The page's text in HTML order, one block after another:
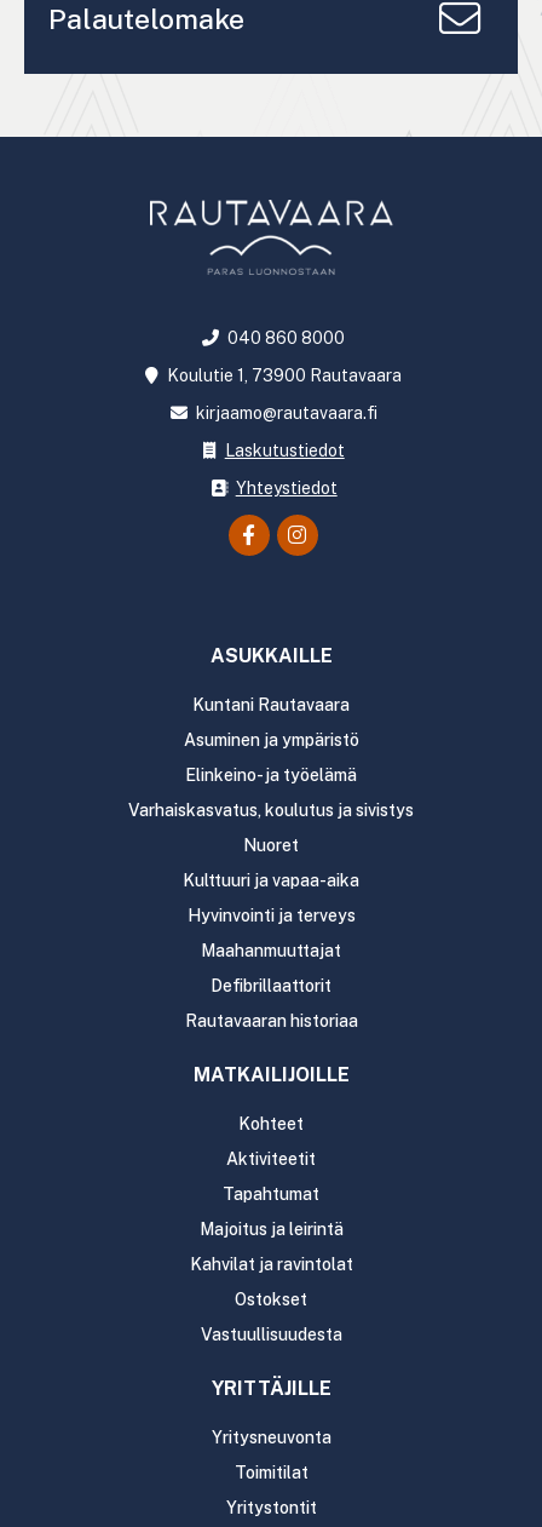
Palautelomake
040 860 8000
Koulutie 1, 73900 Rautavaara
kirjaamo@rautavaara.fi
Laskutustiedot
Yhteystiedot
ASUKKAILLE
Kuntani Rautavaara
Asuminen ja ympäristö
Elinkeino- ja työelämä
Varhaiskasvatus, koulutus ja sivistys
Nuoret
Kulttuuri ja vapaa-aika
Hyvinvointi ja terveys
Maahanmuuttajat
Defibrillaattorit
Rautavaaran historiaa
MATKAILIJOILLE
Kohteet
Aktiviteetit
Tapahtumat
Majoitus ja leirintä
Kahvilat ja ravintolat
Ostokset
Vastuullisuudesta
YRITTÄJILLE
Yritysneuvonta
Toimitilat
Yritystontit